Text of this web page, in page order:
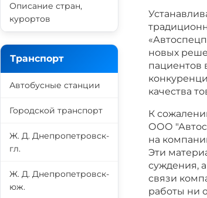
новых
пациентов
качества
К
ООО
на
Эти
суждения,
связи
работы ни
Описание стран,
курортов
Транспорт
Автобусные станции
Городской транспорт
Ж. Д. Днепропетровск-
гл.
Ж. Д. Днепропетровск-
юж.